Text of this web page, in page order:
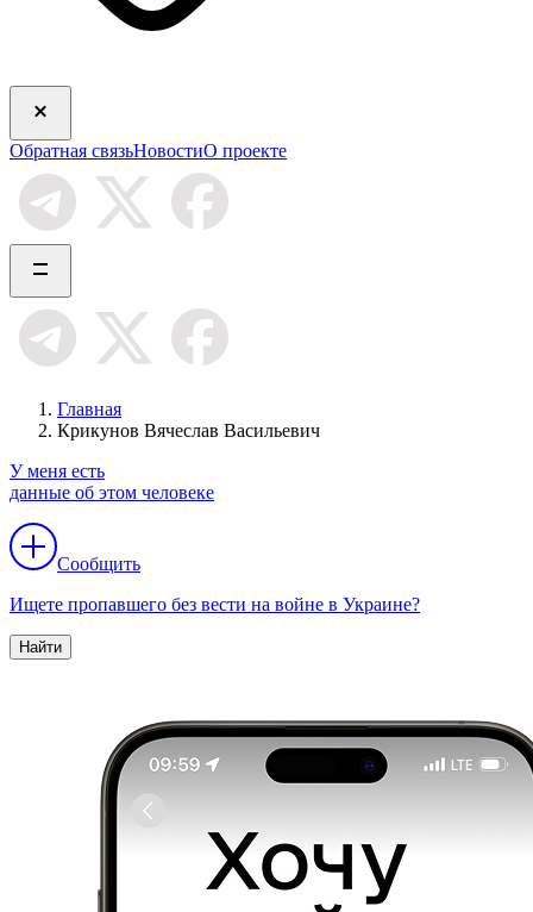
Обратная связьНовостиО проекте
Главная
Крикунов Вячеслав Васильевич
У меня есть
данные об этом человеке
Сообщить
Ищете пропавшего без вести на войне в Украине?
Найти